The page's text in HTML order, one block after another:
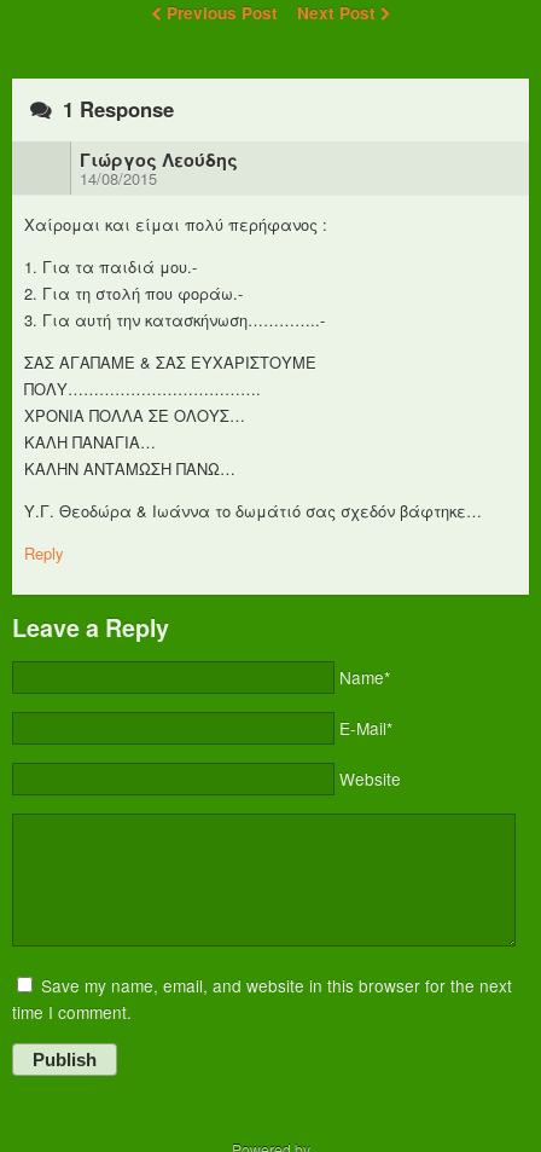
Previous Post Next Post
1 Response
Γιώργος Λεούδης
14/08/2015
Χαίρομαι και είμαι πολύ περήφανος :
1. Για τα παιδιά μου.-
2. Για τη στολή που φοράω.-
3. Για αυτή την κατασκήνωση…………..-
ΣΑΣ ΑΓΑΠΑΜΕ & ΣΑΣ ΕΥΧΑΡΙΣΤΟΥΜΕ
ΠΟΛΥ……………………………….
ΧΡΟΝΙΑ ΠΟΛΛΑ ΣΕ ΟΛΟΥΣ…
ΚΑΛΗ ΠΑΝΑΓΙΑ…
ΚΑΛΗΝ ΑΝΤΑΜΩΣΗ ΠΑΝΩ…
Υ.Γ. Θεοδώρα & Ιωάννα το δωμάτιό σας σχεδόν βάφτηκε…
Reply
Leave a Reply
Name*
E-Mail*
Website
Save my name, email, and website in this browser for the next
time I comment.
Publish